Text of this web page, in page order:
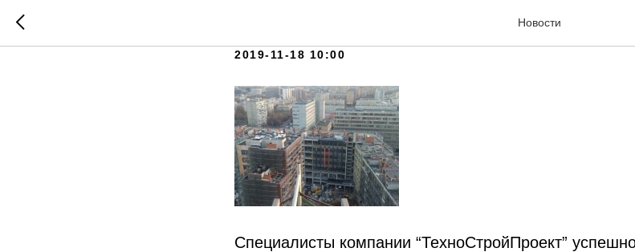
Новости
ЖК «Премиум-квартал Jazz»
2019-11-18 10:00
Специалисты компании “ТехноСтройПроект”